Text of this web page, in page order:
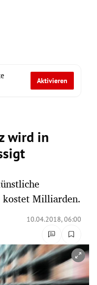
Aktivieren
wird in
Milliarden.
10.04.2018, 06:00